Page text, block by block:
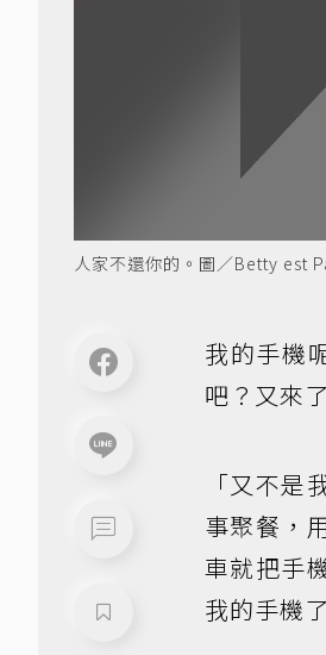
人家不還你的。圖／Betty est
我的手機
吧？又來
「又不
事聚餐，
車就把手
我的手機